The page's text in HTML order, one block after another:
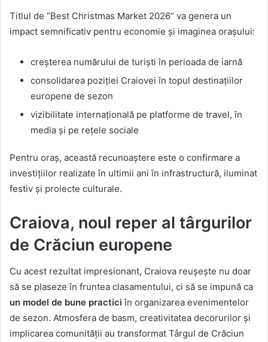
Titlul de “Best Christmas Market 2026” va genera un
impact semnificativ pentru economie și imaginea orașului:
creșterea numărului de turiști în perioada de iarnă
consolidarea poziției Craiovei în topul destinațiilor
europene de sezon
vizibilitate internațională pe platforme de travel, în
media și pe rețele sociale
Pentru oraș, această recunoaștere este o confirmare a
investițiilor realizate în ultimii ani în infrastructură, iluminat
festiv și proiecte culturale.
Craiova, noul reper al târgurilor
de Crăciun europene
Cu acest rezultat impresionant, Craiova reușește nu doar
să se plaseze în fruntea clasamentului, ci să se impună ca
un model de bune practici în organizarea evenimentelor
de sezon. Atmosfera de basm, creativitatea decorurilor și
implicarea comunității au transformat Târgul de Crăciun